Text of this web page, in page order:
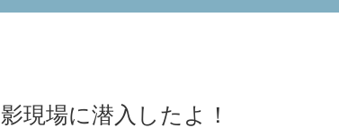
現場に潜入したよ！